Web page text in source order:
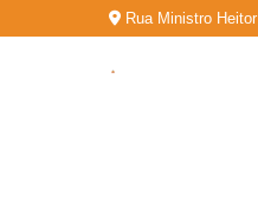
Rua Ministro